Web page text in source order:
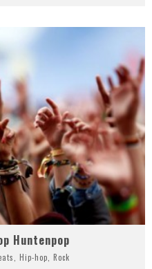
Huntenpop
Hip-hop Rock